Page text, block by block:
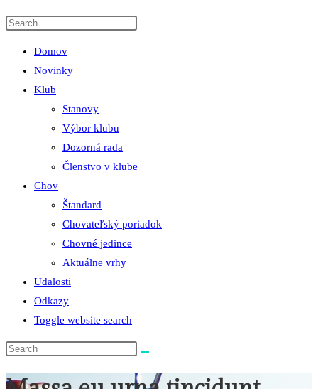
Domov
Novinky
Klub
Stanovy
Výbor klubu
Dozorná rada
Členstvo v klube
Chov
Štandard
Chovateľský poriadok
Chovné jedince
Aktuálne vrhy
Udalosti
Odkazy
Toggle website search